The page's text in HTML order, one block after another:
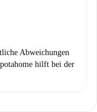
Abweichungen
hilft bei der